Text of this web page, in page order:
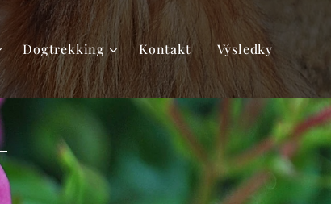
Dogtrekking Kontakt Výsledky